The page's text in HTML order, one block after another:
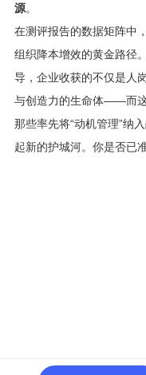
源。
在测评报告的数据矩阵中
组织降本增效的黄金路径
导，企业收获的不仅是人
与创造力的生命体——而这
那些率先将“动机管理”纳
起新的护城河。你是否已